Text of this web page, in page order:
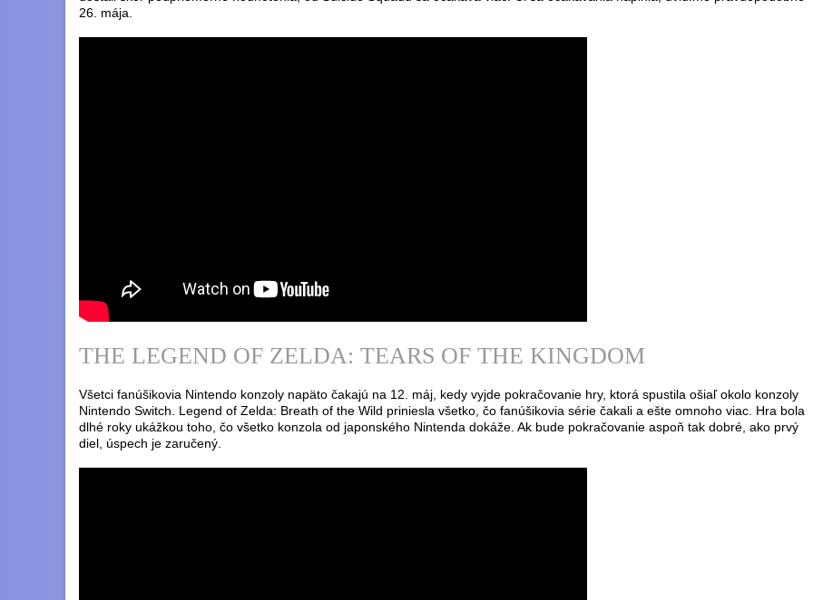
26. mája.
THE LEGEND OF ZELDA: TEARS OF THE KINGDOM
Všetci fanúšikovia Nintendo konzoly napäto čakajú na 12. máj, kedy vyjde pokračovanie hry, ktorá spustila ošiaľ okolo konzoly
Nintendo Switch. Legend of Zelda: Breath of the Wild priniesla všetko, čo fanúšikovia série čakali a ešte omnoho viac. Hra bola
dlhé roky ukážkou toho, čo všetko konzola od japonského Nintenda dokáže. Ak bude pokračovanie aspoň tak dobré, ako prvý
diel, úspech je zaručený.